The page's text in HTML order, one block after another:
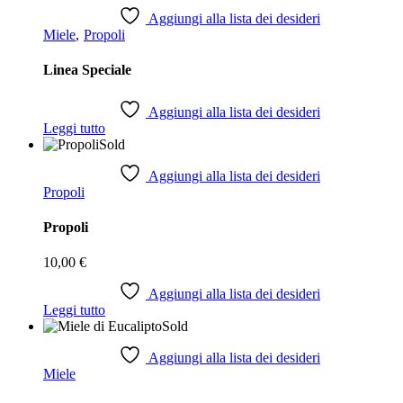
Aggiungi alla lista dei desideri
Miele Propoli
Linea Speciale
Aggiungi alla lista dei desideri
Leggi tutto
Sold
Aggiungi alla lista dei desideri
Propoli
Propoli
10,00 €
Aggiungi alla lista dei desideri
Leggi tutto
Sold
Aggiungi alla lista dei desideri
Miele